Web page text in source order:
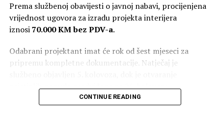
interpretacijama.
Kada se mijenjaju nazivi, datumi i temelji na kojima su
udruge nastale, otvara se prostor za manipulacije,
Prema službenoj obavijesti o javnoj nabavi, procijenjena
vrijednost ugovora za izradu projekta interijera
iznosi70.000 KM bez PDV-a.
Odabrani projektant imat će rok od šest mjeseci za
pripremu kompletne dokumentacije. Natječaj je
pristiglih ponuda predviđeno za 26. kolovoza.
CONTINUE READING